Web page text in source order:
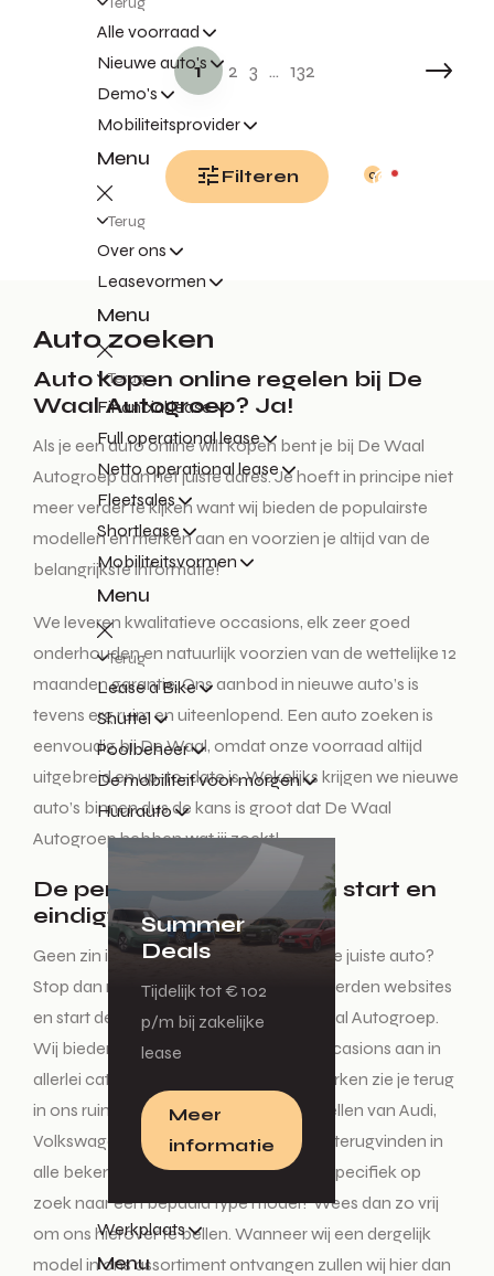
Alle voorraad
Nieuwe auto's
Demo's
Mobiliteitsprovider
Menu
Terug
Over ons
Leasevormen
Menu
Terug
Financial lease
Full operational lease
Netto operational lease
Fleetsales
Shortlease
Mobiliteitsvormen
Menu
Terug
Lease a Bike
Shuttel
Poolbeheer
De mobiliteit voor morgen
Huurauto
Summer
Deals
Tijdelijk tot € 102
p/m bij zakelijke
lease
Meer
informatie
Werkplaats
Menu
0
1 2 3 ... 132
Filteren
Auto zoeken
Auto kopen online regelen bij De
Waal Autogroep? Ja!
Als je een auto online wilt kopen bent je bij De Waal
Autogroep aan het juiste adres. Je hoeft in principe niet
meer verder te kijken want wij bieden de populairste
modellen en merken aan en voorzien je altijd van de
belangrijkste informatie!
We leveren kwalitatieve occasions, elk zeer goed
onderhouden en natuurlijk voorzien van de wettelijke 12
maanden garantie. Ons aanbod in nieuwe auto’s is
tevens erg ruim en uiteenlopend. Een auto zoeken is
eenvoudig bij De Waal, omdat onze voorraad altijd
uitgebreid en up-to-date is. Wekelijks krijgen we nieuwe
auto’s binnen dus de kans is groot dat De Waal
Autogroep hebben wat jij zoekt!
De perfecte auto zoeken start en
eindigt hier!
Geen zin in een lange zoektocht naar de juiste auto?
Stop dan met het auto zoeken op honderden websites
en start deze tocht enkel nog bij De Waal Autogroep.
Wij bieden diverse nieuwe auto’s en occasions aan in
allerlei categorieën. Alle vertrouwde merken zie je terug
in ons ruime aanbod. De mooiste modellen van Audi,
Volkswagen, Škoda en SEAT kun je hier terugvinden in
alle bekende uitvoeringen. Ben je heel specifiek op
zoek naar een bepaald type model? Wees dan zo vrij
om ons hierover te bellen. Wanneer wij een dergelijk
model in ons assortiment ontvangen zullen wij hier dan